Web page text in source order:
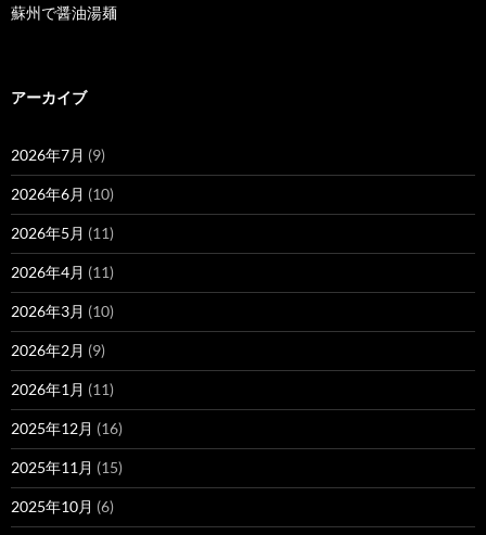
蘇州で醤油湯麺
アーカイブ
2026年7月 (9)
2026年6月 (10)
2026年5月 (11)
2026年4月 (11)
2026年3月 (10)
2026年2月 (9)
2026年1月 (11)
2025年12月 (16)
2025年11月 (15)
2025年10月 (6)